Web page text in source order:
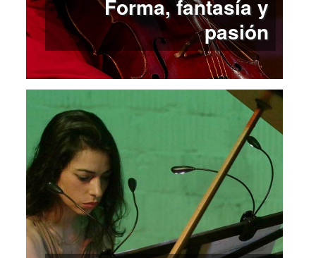
Forma, fantasía y
pasión